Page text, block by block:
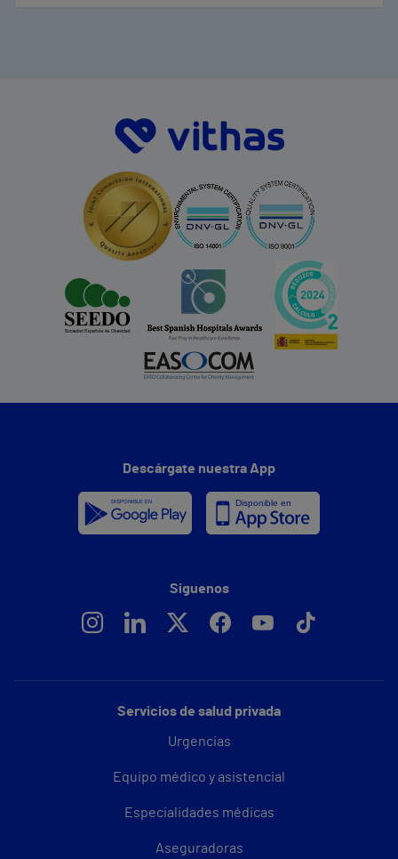
Servicios de salud privada
Urgencias
Equipo médico y asistencial
Especialidades médicas
Aseguradoras
Descárgate nuestra App
Síguenos